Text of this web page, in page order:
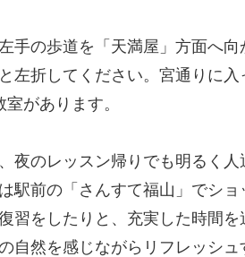
手の歩道を「天満屋」方面へ
左折してください。宮通りに
があります。
夜のレッスン帰りでも明るく
駅前の「さんすて福山」でシ
習をしたりと、充実した時間
自然を感じながらリフレッシ